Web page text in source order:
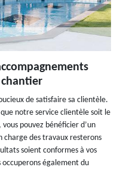
de satisfaire sa clientèle.
notre service clientèle soit le
pouvez bénéficier d’un
charge des travaux resterons
soient conformes à vos
occuperons également du